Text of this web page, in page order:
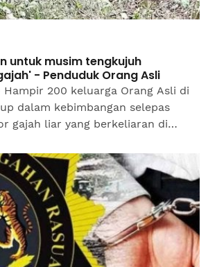
untuk musim tengkujuh
- Penduduk Orang Asli
Hampir 200 keluarga Orang Asli di
dalam kebimbangan selepas
gajah liar yang berkeliaran di